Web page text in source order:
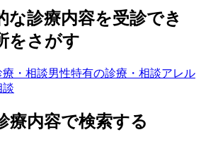
な診療内容を受診でき
をさがす
・相談男性特有の診療・相談アレル
談
療内容で検索する